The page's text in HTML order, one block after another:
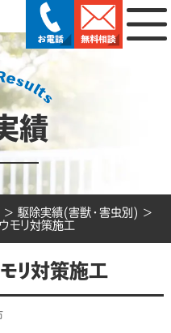
績
> 駆除実績(害獣・害虫別) >
モリ対策施工
リ対策施工